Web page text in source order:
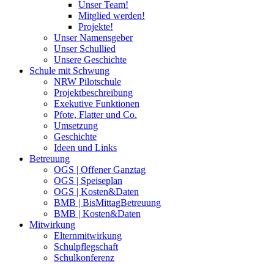
Unser Team!
Mitglied werden!
Projekte!
Unser Namensgeber
Unser Schullied
Unsere Geschichte
Schule mit Schwung
NRW Pilotschule
Projektbeschreibung
Exekutive Funktionen
Pfote, Flatter und Co.
Umsetzung
Geschichte
Ideen und Links
Betreuung
OGS | Offener Ganztag
OGS | Speiseplan
OGS | Kosten&Daten
BMB | BisMittagBetreuung
BMB | Kosten&Daten
Mitwirkung
Elternmitwirkung
Schulpflegschaft
Schulkonferenz